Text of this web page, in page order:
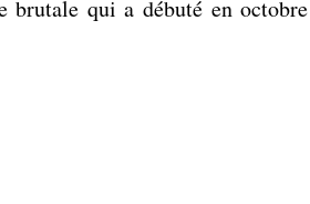
brutale qui a débuté en octobre